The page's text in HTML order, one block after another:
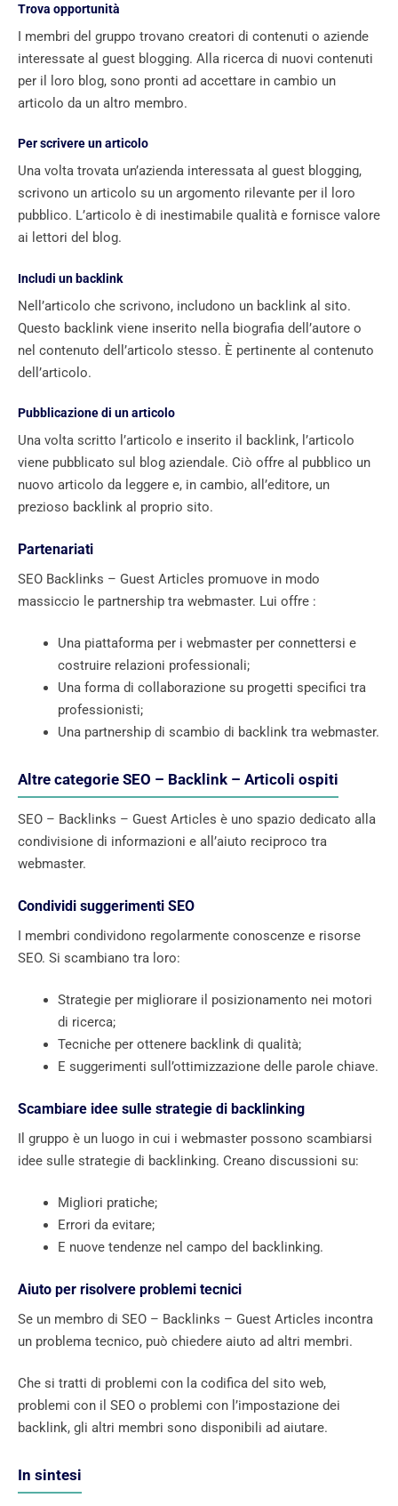
Trova opportunità
I membri del gruppo trovano creatori di contenuti o aziende
interessate al guest blogging. Alla ricerca di nuovi contenuti
per il loro blog, sono pronti ad accettare in cambio un
articolo da un altro membro.
Per scrivere un articolo
Una volta trovata un’azienda interessata al guest blogging,
scrivono un articolo su un argomento rilevante per il loro
pubblico. L’articolo è di inestimabile qualità e fornisce valore
ai lettori del blog.
Includi un backlink
Nell’articolo che scrivono, includono un backlink al sito.
Questo backlink viene inserito nella biografia dell’autore o
nel contenuto dell’articolo stesso. È pertinente al contenuto
dell’articolo.
Pubblicazione di un articolo
Una volta scritto l’articolo e inserito il backlink, l’articolo
viene pubblicato sul blog aziendale. Ciò offre al pubblico un
nuovo articolo da leggere e, in cambio, all’editore, un
prezioso backlink al proprio sito.
Partenariati
SEO Backlinks – Guest Articles promuove in modo
massiccio le partnership tra webmaster. Lui offre :
Una piattaforma per i webmaster per connettersi e
costruire relazioni professionali;
Una forma di collaborazione su progetti specifici tra
professionisti;
Una partnership di scambio di backlink tra webmaster.
Altre categorie SEO – Backlink – Articoli ospiti
SEO – Backlinks – Guest Articles è uno spazio dedicato alla
condivisione di informazioni e all’aiuto reciproco tra
webmaster.
Condividi suggerimenti SEO
I membri condividono regolarmente conoscenze e risorse
SEO. Si scambiano tra loro:
Strategie per migliorare il posizionamento nei motori
di ricerca;
Tecniche per ottenere backlink di qualità;
E suggerimenti sull’ottimizzazione delle parole chiave.
Scambiare idee sulle strategie di backlinking
Il gruppo è un luogo in cui i webmaster possono scambiarsi
idee sulle strategie di backlinking. Creano discussioni su:
Migliori pratiche;
Errori da evitare;
E nuove tendenze nel campo del backlinking.
Aiuto per risolvere problemi tecnici
Se un membro di SEO – Backlinks – Guest Articles incontra
un problema tecnico, può chiedere aiuto ad altri membri.
Che si tratti di problemi con la codifica del sito web,
problemi con il SEO o problemi con l’impostazione dei
backlink, gli altri membri sono disponibili ad aiutare.
In sintesi